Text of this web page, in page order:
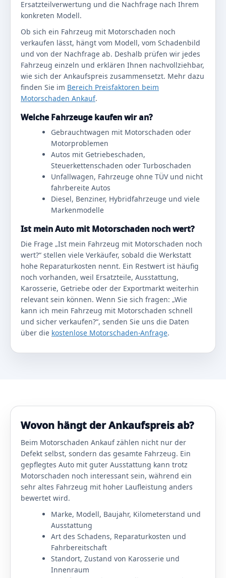
Ersatzteilverwertung und die Nachfrage nach Ihrem
konkreten Modell.
Ob sich ein Fahrzeug mit Motorschaden noch
verkaufen lässt, hängt vom Modell, vom Schadenbild
und von der Nachfrage ab. Deshalb prüfen wir jedes
Fahrzeug einzeln und erklären Ihnen nachvollziehbar,
wie sich der Ankaufspreis zusammensetzt. Mehr dazu
finden Sie im Bereich Preisfaktoren beim
Motorschaden Ankauf.
Welche Fahrzeuge kaufen wir an?
Gebrauchtwagen mit Motorschaden oder
Motorproblemen
Autos mit Getriebeschaden,
Steuerkettenschaden oder Turboschaden
Unfallwagen, Fahrzeuge ohne TÜV und nicht
fahrbereite Autos
Diesel, Benziner, Hybridfahrzeuge und viele
Markenmodelle
Ist mein Auto mit Motorschaden noch wert?
Die Frage „Ist mein Fahrzeug mit Motorschaden noch
wert?“ stellen viele Verkäufer, sobald die Werkstatt
hohe Reparaturkosten nennt. Ein Restwert ist häufig
noch vorhanden, weil Ersatzteile, Ausstattung,
Karosserie, Getriebe oder der Exportmarkt weiterhin
relevant sein können. Wenn Sie sich fragen: „Wie
kann ich mein Fahrzeug mit Motorschaden schnell
und sicher verkaufen?“, senden Sie uns die Daten
über die kostenlose Motorschaden-Anfrage.
Wovon hängt der Ankaufspreis ab?
Beim Motorschaden Ankauf zählen nicht nur der
Defekt selbst, sondern das gesamte Fahrzeug. Ein
gepflegtes Auto mit guter Ausstattung kann trotz
Motorschaden noch interessant sein, während ein
sehr altes Fahrzeug mit hoher Laufleistung anders
bewertet wird.
Marke, Modell, Baujahr, Kilometerstand und
Ausstattung
Art des Schadens, Reparaturkosten und
Fahrbereitschaft
Standort, Zustand von Karosserie und
Innenraum